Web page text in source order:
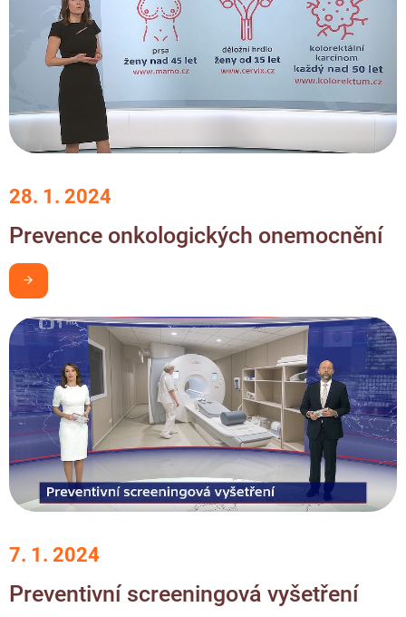
28. 1. 2024
Prevence onkologických onemocnění
7. 1. 2024
Preventivní screeningová vyšetření